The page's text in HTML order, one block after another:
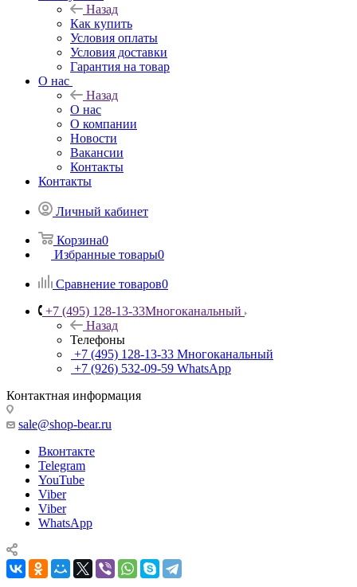
Назад
Как купить
Условия оплаты
Условия доставки
Гарантия на товар
О нас
Назад
О нас
О компании
Новости
Вакансии
Контакты
Контакты
Личный кабинет
Корзина0
Избранные товары0
Сравнение товаров0
+7 (495) 128-13-33Многоканальный
Назад
Телефоны
+7 (495) 128-13-33 Многоканальный
+7 (926) 532-09-59 WhatsApp
Контактная информация
sale@shop-bear.ru
Вконтакте
Telegram
YouTube
Viber
Viber
WhatsApp